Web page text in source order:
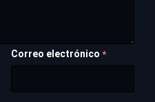
Correo electrónico *